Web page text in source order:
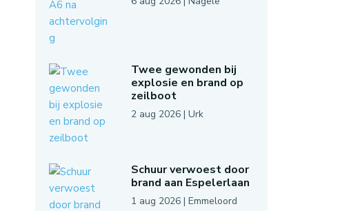
Twee gewonden bij
explosie en brand op
zeilboot
2 aug 2026| Urk
Schuur verwoest door
brand aan Espelerlaan
1 aug 2026| Emmeloord